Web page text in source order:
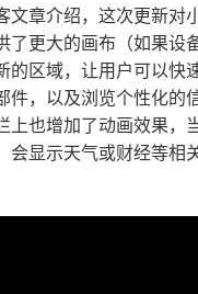
文章介绍，这次更新对
了更大的画布（如果设
的区域，让用户可以快
件，以及浏览个性化的
上也增加了动画效果，
会显示天气或财经等相